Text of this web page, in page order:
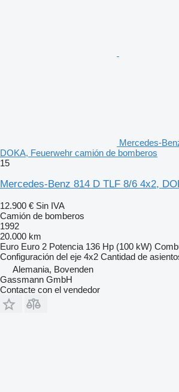
Mercedes-
DOKA, Feuerwehr camión de bomberos
15
Mercedes-Benz 814 D TLF 8/6 4x2,
12.900 € Sin IVA
Camión de bomberos
1992
20.000 km
Euro Euro 2 Potencia 136 Hp (100 kW)
Configuración del eje 4x2 Cantidad de
Alemania, Bovenden
Gassmann GmbH
Contacte con el vendedor